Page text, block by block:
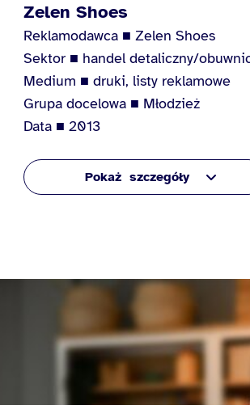
Zelen Shoes
Reklamodawca ■ Zelen Shoes
Sektor ■ handel detaliczny/
Medium ■ druki, listy reklamowe
Grupa docelowa ■ Młodzież
Data ■ 2013
szczegóły